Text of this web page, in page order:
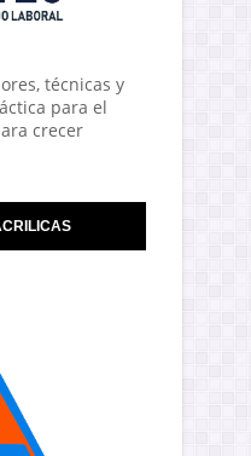
técnicas y
para el
crecer